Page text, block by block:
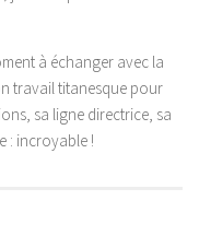
à échanger avec la
travail titanesque pour
sa ligne directrice, sa
: incroyable !